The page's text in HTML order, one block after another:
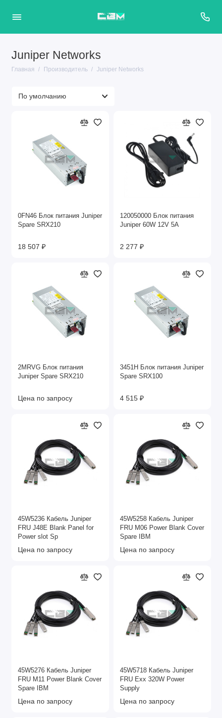
Juniper Networks
Главная Производитель Juniper Networks
0FN46 Блок питания Juniper
Spare SRX210
18 507 ₽
120050000 Блок питания
Juniper 60W 12V 5A
2 277 ₽
2MRVG Блок питания
Juniper Spare SRX210
Цена по запросу
3451H Блок питания Juniper
Spare SRX100
4 515 ₽
45W5236 Кабель Juniper
FRU J48E Blank Panel for
Power slot Sp
Цена по запросу
45W5258 Кабель Juniper
FRU M06 Power Blank Cover
Spare IBM
Цена по запросу
45W5276 Кабель Juniper
FRU M11 Power Blank Cover
Spare IBM
Цена по запросу
45W5718 Кабель Juniper
FRU Exx 320W Power
Supply
Цена по запросу